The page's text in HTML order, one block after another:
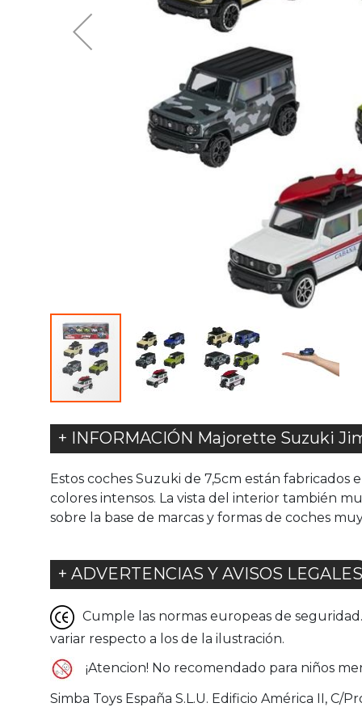
+ INFORMACIÓN Majorette Suzuki
Estos coches Suzuki de 7,5cm están
colores intensos. La vista del interior también
sobre la base de marcas y formas de coches
+ ADVERTENCIAS Y AVISOS LEGALES
Cumple las normas europeas de
variar respecto a los de la ilustración.
¡Atencion! No recomendado para niños
Simba Toys España S.L.U. Edificio América II, C/